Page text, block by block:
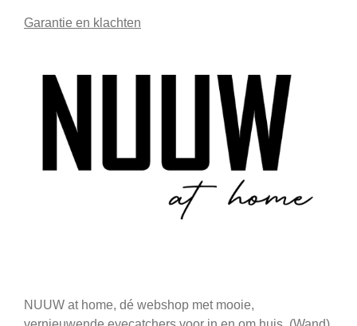
Garantie en klachten
NUUW at home, dé webshop met mooie,